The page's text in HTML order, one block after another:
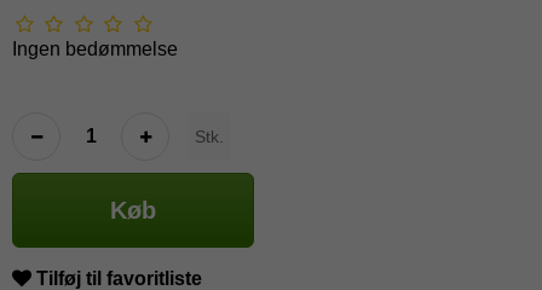
Ingen bedømmelse
Stk.
Køb
Tilføj til favoritliste